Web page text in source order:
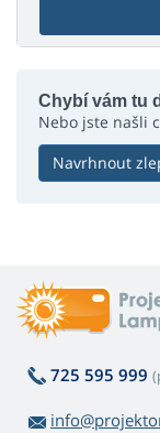
Chybí vám tu
Nebo jste našli
Navrhnout
725 595 999